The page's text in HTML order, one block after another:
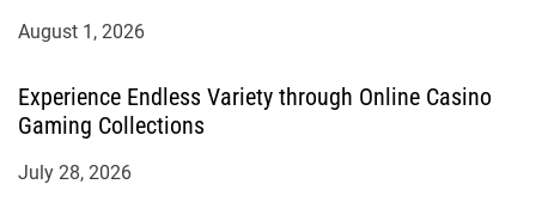
August 1, 2026
Experience Endless Variety through Online Casino
Gaming Collections
July 28, 2026